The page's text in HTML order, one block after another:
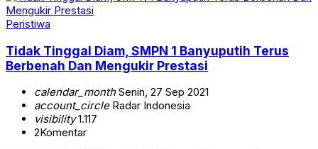
Peristiwa
Tidak Tinggal Diam, SMPN 1 Banyuputih Terus
Berbenah Dan Mengukir Prestasi
calendar_monthSenin, 27 Sep 2021
account_circleRadar Indonesia
visibility1.117
2Komentar